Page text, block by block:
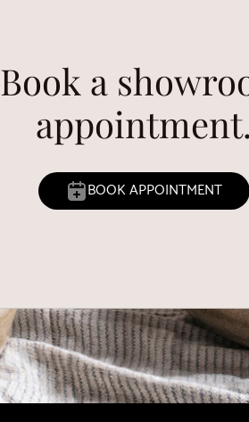
Book a
appointment.
BOOK APPOINTMENT